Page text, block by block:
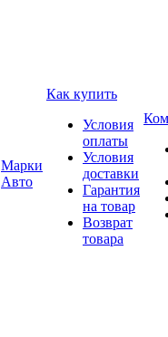
Марки
Авто
Как купить
Условия
оплаты
Условия
доставки
Гарантия
на товар
Возврат
товара